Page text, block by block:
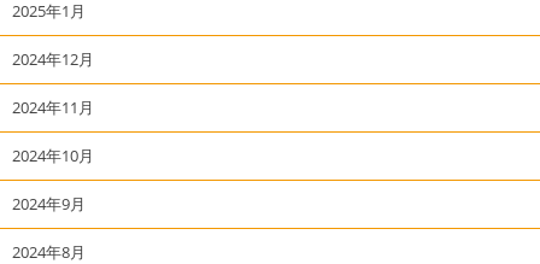
2025年1月
2024年12月
2024年11月
2024年10月
2024年9月
2024年8月